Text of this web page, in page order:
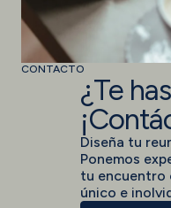
CONTACTO
¿Te
Diseña tu
Ponemos
tu encuentro
único e